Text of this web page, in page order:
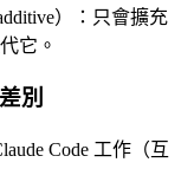
）：只會擴充
它。
別
Code 工作（互